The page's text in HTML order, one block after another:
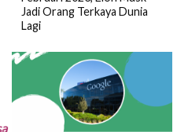
Jadi Orang Terkaya Dunia
Lagi